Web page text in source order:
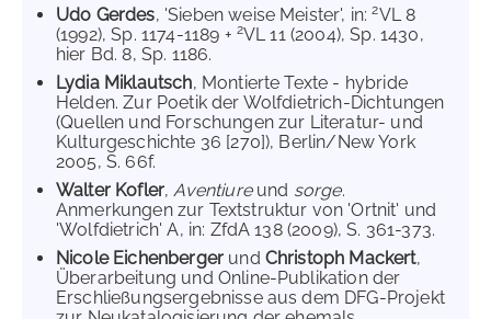
Udo Gerdes, 'Sieben weise Meister', in:2VL 8
(1992), Sp. 1174-1189 + 2VL 11 (2004), Sp. 1430,
hier Bd. 8, Sp. 1186.
Lydia Miklautsch, Montierte Texte - hybride
Helden. Zur Poetik der Wolfdietrich-Dichtungen
(Quellen und Forschungen zur Literatur- und
Kulturgeschichte 36 [270]), Berlin/New York
2005, S. 66f.
Walter Kofler,Aventiureund sorge.
Anmerkungen zur Textstruktur von 'Ortnit' und
'Wolfdietrich' A, in: ZfdA 138 (2009), S. 361-373.
Nicole Eichenberger und Christoph Mackert,
Überarbeitung und Online-Publikation der
Erschließungsergebnisse aus dem DFG-Projekt